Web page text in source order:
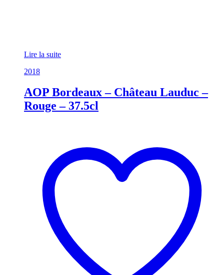
Lire la suite
2018
AOP Bordeaux – Château Lauduc –
Rouge – 37.5cl